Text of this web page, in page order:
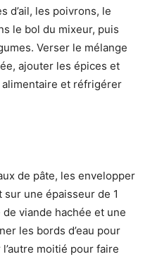
d’ail, les poivrons, le
le bol du mixeur, puis
Verser le mélange
ajouter les épices et
et réfrigérer
de pâte, les envelopper
une épaisseur de 1
viande hachée et une
les bords d’eau pour
moitié pour faire